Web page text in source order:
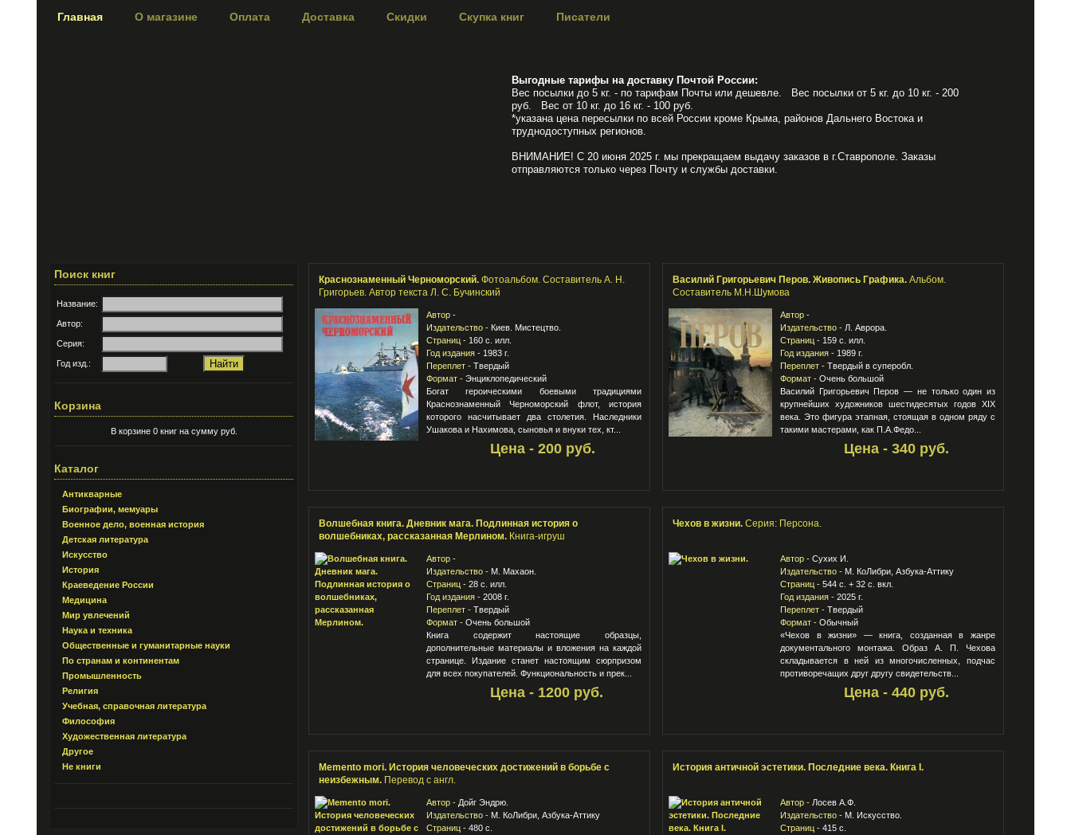
Главная О магазине Оплата Доставка Скидки Скупка книг Писатели
Выгодные тарифы на доставку Почтой России:
Вес посылки до 5 кг. - по тарифам Почты или дешевле. Вес посылки от 5 кг. до 10 кг. - 200
руб. Вес от 10 кг. до 16 кг. - 100 руб.
*указана цена пересылки по всей России кроме Крыма, районов Дальнего Востока и
труднодоступных регионов.
ВНИМАНИЕ! С 20 июня 2025 г. мы прекращаем выдачу заказов в г.Ставрополе. Заказы
отправляются только через Почту и службы доставки.
Поиск книг
Название:
Автор:
Серия:
Год изд.:
Корзина
В корзине 0 книг на сумму руб.
Каталог
Антикварные
Биографии, мемуары
Военное дело, военная история
Детская литература
Искусство
История
Краеведение России
Медицина
Мир увлечений
Наука и техника
Общественные и гуманитарные науки
По странам и континентам
Промышленность
Религия
Учебная, справочная литература
Философия
Художественная литература
Другое
Не книги
Краснознаменный Черноморский. Фотоальбом. Составитель А. Н.
Григорьев. Автор текста Л. С. Бучинский
Автор -
Издательство - Киев. Мистецтво.
Страниц - 160 с. илл.
Год издания - 1983 г.
Переплет - Твердый
Формат - Энциклопедический
Богат героическими боевыми традициями
Краснознаменный Черноморский флот, история
которого насчитывает два столетия. Наследники
Ушакова и Нахимова, сыновья и внуки тех, кт...
Цена - 200 руб.
Василий Григорьевич Перов. Живопись Графика. Альбом.
Составитель М.Н.Шумова
Автор -
Издательство - Л. Аврора.
Страниц - 159 с. илл.
Год издания - 1989 г.
Переплет - Твердый в суперобл.
Формат - Очень большой
Василий Григорьевич Перов — не только один из
крупнейших художников шестидесятых годов XIX
века. Это фигура этапная, стоящая в одном ряду с
такими мастерами, как П.А.Федо...
Цена - 340 руб.
Волшебная книга. Дневник мага. Подлинная история о
волшебниках, рассказанная Мерлином. Книга-игруш
Автор -
Издательство - М. Махаон.
Страниц - 28 с. илл.
Год издания - 2008 г.
Переплет - Твердый
Формат - Очень большой
Книга содержит настоящие образцы,
дополнительные материалы и вложения на каждой
странице. Издание станет настоящим сюрпризом
для всех покупателей. Функциональность и прек...
Цена - 1200 руб.
Чехов в жизни. Серия: Персона.
Автор - Сухих И.
Издательство - М. КоЛибри, Азбука-Аттику
Страниц - 544 с. + 32 с. вкл.
Год издания - 2025 г.
Переплет - Твердый
Формат - Обычный
«Чехов в жизни» — книга, созданная в жанре
документального монтажа. Образ А. П. Чехова
складывается в ней из многочисленных, подчас
противоречащих друг другу свидетельств...
Цена - 440 руб.
Memento mori. История человеческих достижений в борьбе с
неизбежным. Перевод с англ.
Автор - Дойг Эндрю.
Издательство - М. КоЛибри, Азбука-Аттику
Страниц - 480 с.
История античной эстетики. Последние века. Книга I.
Автор - Лосев А.Ф.
Издательство - М. Искусство.
Страниц - 415 с.